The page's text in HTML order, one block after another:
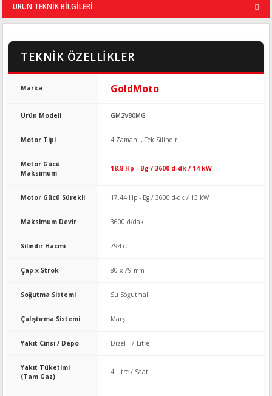
ÜRÜN TEKNİK BİLGİLERİ
TEKNİK ÖZELLİKLER
Marka GoldMoto
Ürün Modeli GM2V80MG
Motor Tipi 4 Zamanlı, Tek Silindirli
Motor Gücü
Maksimum
18.8 Hp - Bg / 3600 d-dk / 14 kW
Motor Gücü Sürekli 17.44 Hp - Bg / 3600 d-dk / 13 kW
Maksimum Devir 3600 d/dak
Silindir Hacmi 794 cc
Çap x Strok 80 x 79 mm
Soğutma Sistemi Su Soğutmalı
Çalıştırma Sistemi Marşlı
Yakıt Cinsi / Depo Dizel - 7 Litre
Yakıt Tüketimi
(Tam Gaz)
4 Litre / Saat